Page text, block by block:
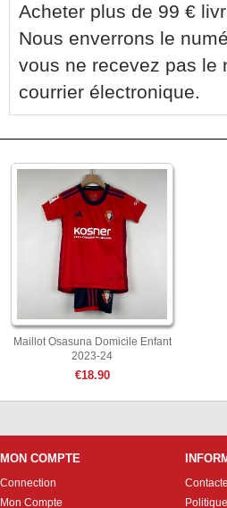
Acheter plus de 99 €
Nous enverrons le
vous ne recevez pas le
courrier électronique.
Maillot Osasuna Domicile Enfant
2023-24
€18.90
MON COMPTE
Connection
Mon Compte